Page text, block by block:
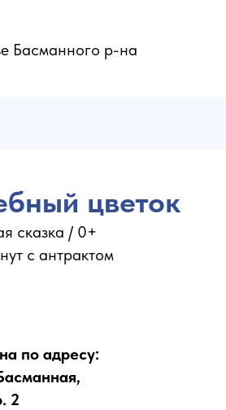
Басманного р-на
цветок
сказка / 0+
с антрактом
по адресу:
2